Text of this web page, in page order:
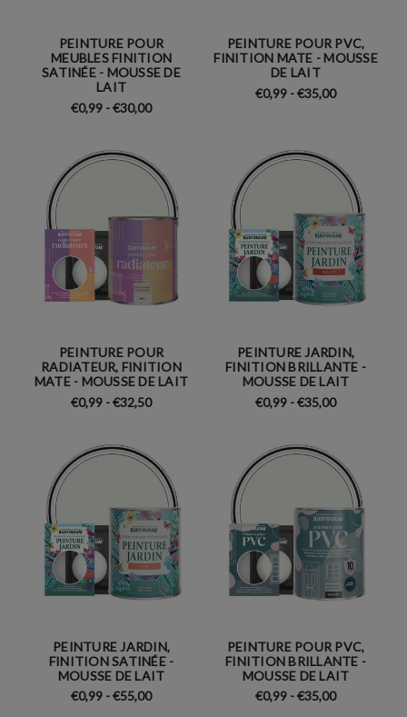
PEINTURE POUR
MEUBLES FINITION
SATINÉE - MOUSSE DE
LAIT
€0,99 - €30,00
PEINTURE POUR PVC,
FINITION MATE - MOUSSE
DE LAIT
€0,99 - €35,00
PEINTURE POUR
RADIATEUR, FINITION
MATE - MOUSSE DE LAIT
€0,99 - €32,50
PEINTURE JARDIN,
FINITION BRILLANTE -
MOUSSE DE LAIT
€0,99 - €35,00
PEINTURE JARDIN,
FINITION SATINÉE -
MOUSSE DE LAIT
€0,99 - €55,00
PEINTURE POUR PVC,
FINITION BRILLANTE -
MOUSSE DE LAIT
€0,99 - €35,00